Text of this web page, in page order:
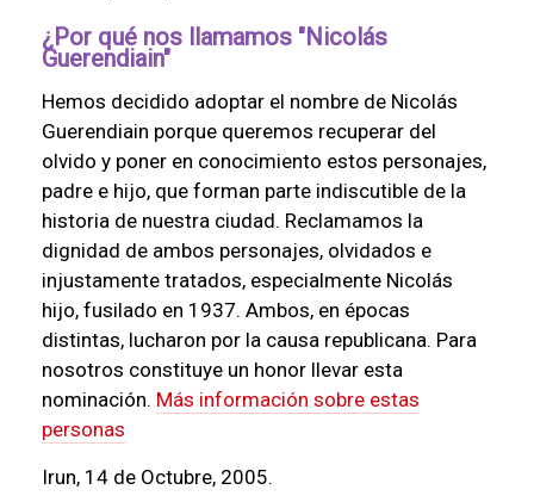
¿Por qué nos llamamos "Nicolás
Guerendiain"
Hemos decidido adoptar el nombre de Nicolás
Guerendiain porque queremos recuperar del
olvido y poner en conocimiento estos personajes,
padre e hijo, que forman parte indiscutible de la
historia de nuestra ciudad. Reclamamos la
dignidad de ambos personajes, olvidados e
injustamente tratados, especialmente Nicolás
hijo, fusilado en 1937. Ambos, en épocas
distintas, lucharon por la causa republicana. Para
nosotros constituye un honor llevar esta
nominación. Más información sobre estas
personas
Irun, 14 de Octubre, 2005.